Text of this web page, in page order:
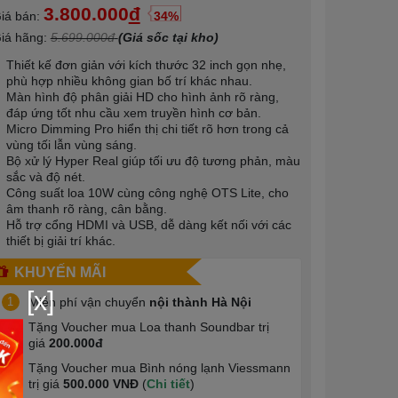
bán: 3.800.000đ
34%
hãng:5.699.000đ (Giá sốc tại kho)
Thiết kế đơn giản với kích thước 32 inch gọn nhẹ,
phù hợp nhiều không gian bố trí khác nhau.
Màn hình độ phân giải HD cho hình ảnh rõ ràng,
đáp ứng tốt nhu cầu xem truyền hình cơ bản.
Micro Dimming Pro hiển thị chi tiết rõ hơn trong cả
vùng tối lẫn vùng sáng.
Bộ xử lý Hyper Real giúp tối ưu độ tương phản, màu
sắc và độ nét.
Công suất loa 10W cùng công nghệ OTS Lite, cho
âm thanh rõ ràng, cân bằng.
Hỗ trợ cổng HDMI và USB, dễ dàng kết nối với các
thiết bị giải trí khác.
KHUYẾN MÃI
1 Miễn phí vận chuyển nội thành Hà Nội
2
Tặng Voucher mua Loa thanh Soundbar trị
giá 200.000đ
3
Tặng Voucher mua Bình nóng lạnh Viessmann
trị giá 500.000 VNĐ (Chi tiết)
[x]